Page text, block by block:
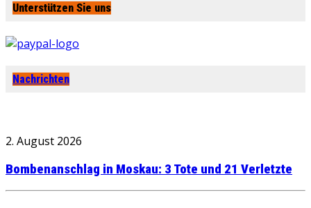
Unterstützen Sie uns
Nachrichten
2. August 2026
Bombenanschlag in Moskau: 3 Tote und 21 Verletzte